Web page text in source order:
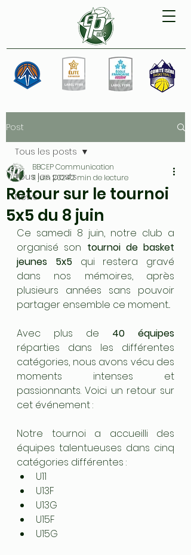
Post
Tous les posts
News
Tous les posts
Retour sur le tournoi
5x5 du 8 juin
BBCEP Communication
11 juin 20242 min de lecture
Ce samedi 8 juin, notre club a
organisé son tournoi de basket
jeunes 5x5 qui restera gravé
dans nos mémoires, après
plusieurs années sans pouvoir
partager ensemble ce moment...
Avec plus de 40 équipes
réparties dans les différentes
catégories, nous avons vécu des
moments intenses et
passionnants. Voici un retour sur
cet événement :
Notre tournoi a accueilli des
équipes talentueuses dans cinq
catégories différentes :
U11
U13F
U13G
U15F
U15G